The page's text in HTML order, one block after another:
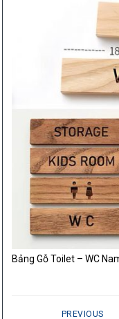
Bảng Gỗ Toilet – WC
PREVIOUS